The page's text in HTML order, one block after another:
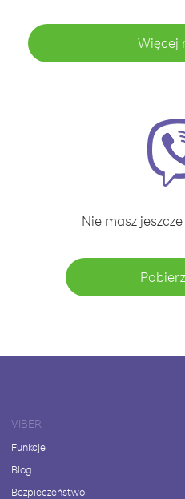
Więcej
Nie masz
VIBER
Funkcje
Blog
Bezpieczeństwo